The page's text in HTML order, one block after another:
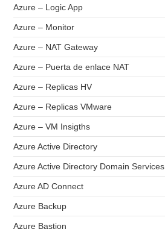
Azure – Logic App
Azure – Monitor
Azure – NAT Gateway
Azure – Puerta de enlace NAT
Azure – Replicas HV
Azure – Replicas VMware
Azure – VM Insigths
Azure Active Directory
Azure Active Directory Domain Services
Azure AD Connect
Azure Backup
Azure Bastion